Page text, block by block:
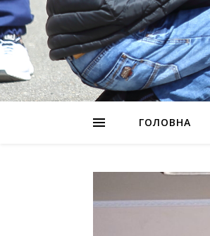
ГОЛОВНА